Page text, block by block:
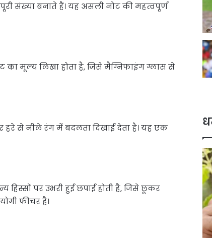
बनाते हैं। यह असली नोट की महत्वपूर्ण
का मूल्य लिखा होता है, जिसे मैग्निफाइंग ग्लास से
से नीले रंग में बदलता दिखाई देता है। यह एक
हिस्सों पर उभरी हुई छपाई होती है, जिसे छूकर
फीचर है।